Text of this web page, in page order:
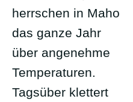
herrschen in Maho
das ganze Jahr
über angenehme
Temperaturen.
Tagsüber klettert